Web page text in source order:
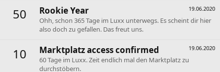
50 19.06.2020
Rookie Year
Ohh, schon 365 Tage im Luxx unterwegs. Es scheint dir hier
also doch zu gefallen. Das freut uns.
10 19.06.2020
Marktplatz access confirmed
60 Tage im Luxx. Zeit endlich mal den Marktplatz zu
durchstöbern.